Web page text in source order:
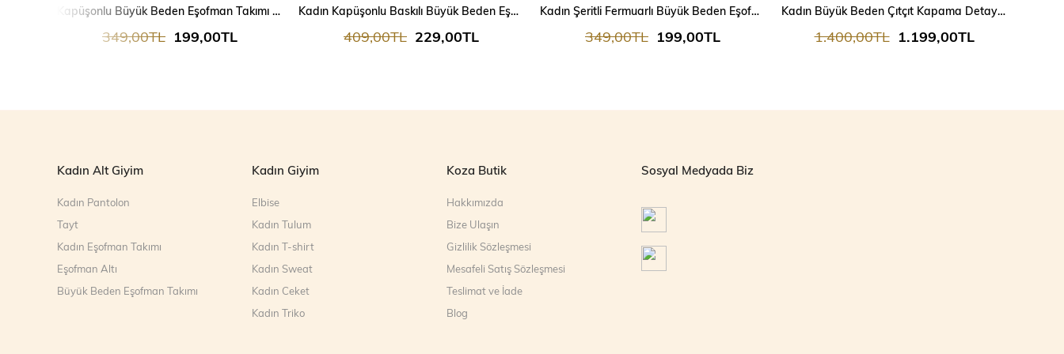
Kapüşonlu Büyük Beden Eşofman Takımı 9379
199,00TL
349,00TL
Kadın Kapüşonlu Baskılı Büyük Beden Eşofman Takımı 9466
229,00TL
409,00TL
Kadın Şeritli Fermuarlı Büyük Beden Eşofman Takımı 6219
199,00TL
349,00TL
Kadın Büyük Beden Çıtçıt Kapama Detaylı Eşofman Takımı 8132-25
1.199,00TL
1.400,00TL
Kadın Alt Giyim
Kadın Pantolon
Tayt
Kadın Eşofman Takımı
Eşofman Altı
Büyük Beden Eşofman Takımı
Kadın Giyim
Elbise
Kadın Tulum
Kadın T-shirt
Kadın Sweat
Kadın Ceket
Kadın Triko
Koza Butik
Hakkımızda
Bize Ulaşın
Gizlilik Sözleşmesi
Mesafeli Satış Sözleşmesi
Teslimat ve İade
Blog
Sosyal Medyada Biz